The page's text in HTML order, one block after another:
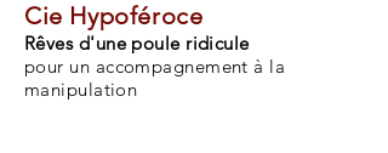
Cie Hypoféroce
Rêves d'une poule ridicule
pour un accompagnement à la
manipulation